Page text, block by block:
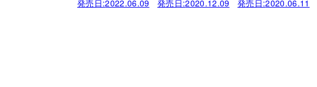
発売日:2022.06.09 発売日:2020.12.09 発売日:2020.06.11